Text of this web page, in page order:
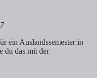
ein Auslandssemester in
du das mit der